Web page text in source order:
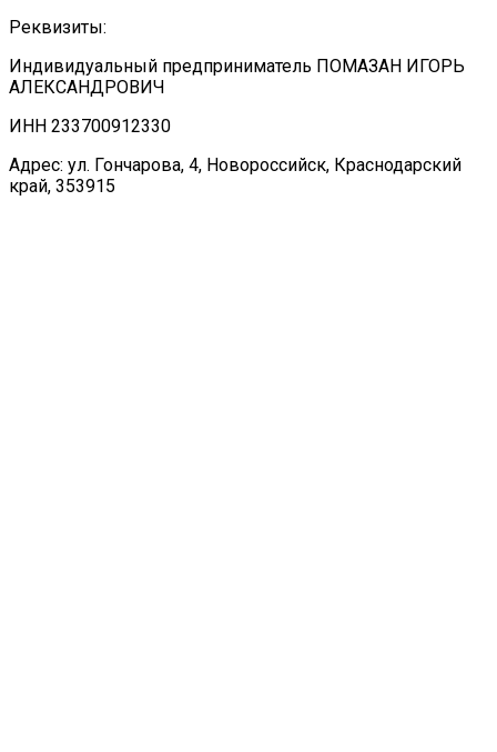
Реквизиты:
Индивидуальный предприниматель ПОМАЗАН ИГОРЬ
АЛЕКСАНДРОВИЧ
ИНН 233700912330
Адрес: ул. Гончарова, 4, Новороссийск, Краснодарский
край, 353915